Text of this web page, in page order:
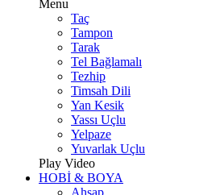
Menu
Taç
Tampon
Tarak
Tel Bağlamalı
Tezhip
Timsah Dili
Yan Kesik
Yassı Uçlu
Yelpaze
Yuvarlak Uçlu
Play Video
HOBİ & BOYA
Ahşap